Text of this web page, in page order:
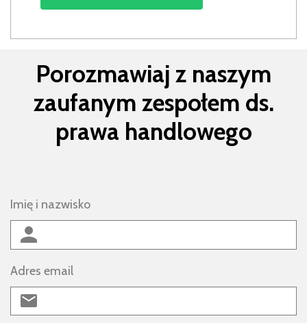
Porozmawiaj z naszym
zaufanym zespołem ds.
prawa handlowego
Imię i nazwisko
Adres email